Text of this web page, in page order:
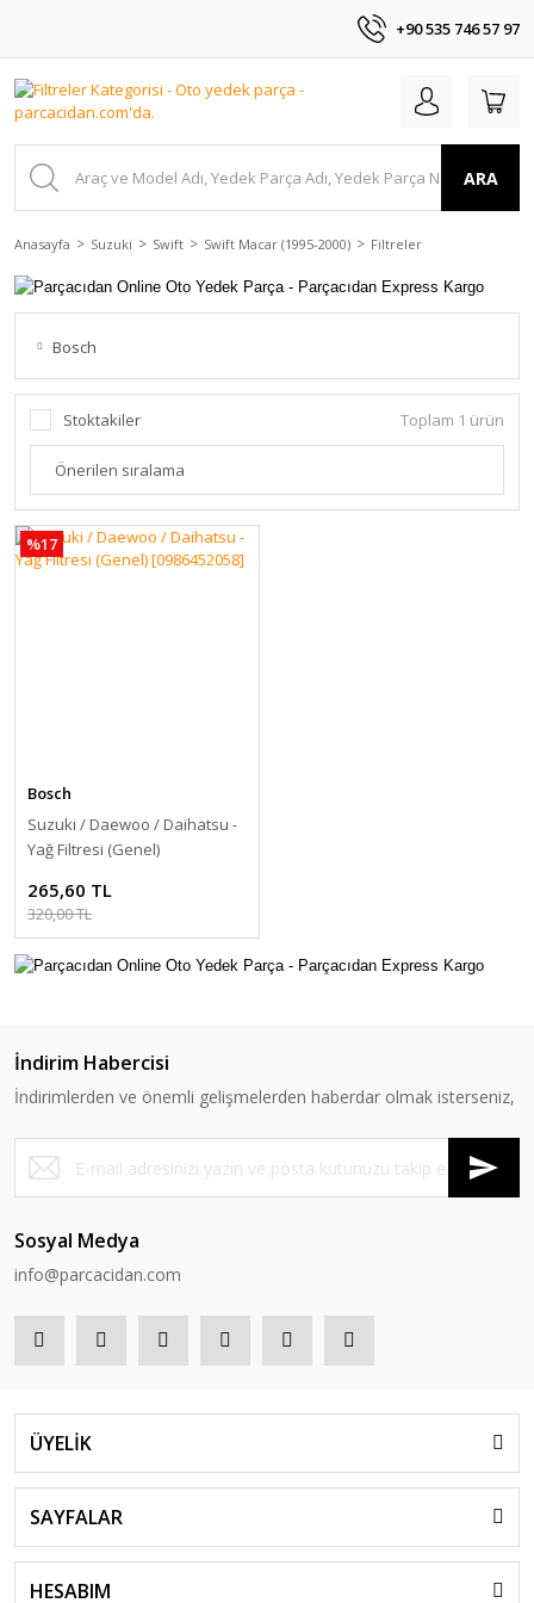
+90 535 746 57 97
ARA
Anasayfa Suzuki Swift Swift Macar (1995-2000) Filtreler
Bosch
Stoktakiler Toplam 1 ürün
%17
Bosch
Suzuki / Daewoo / Daihatsu -
Yağ Filtresi (Genel)
265,60 TL
320,00 TL
İndirim Habercisi
İndirimlerden ve önemli gelişmelerden haberdar olmak isterseniz,
Sosyal Medya
info@parcacidan.com
ÜYELİK
SAYFALAR
HESABIM